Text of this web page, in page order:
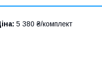
5 380 ₴/комплект